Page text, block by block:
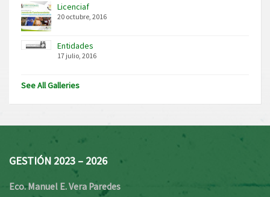
Licenciaf
20 octubre, 2016
Entidades
17 julio, 2016
See All Galleries
GESTIÓN 2023 – 2026
Eco. Manuel E. Vera Paredes